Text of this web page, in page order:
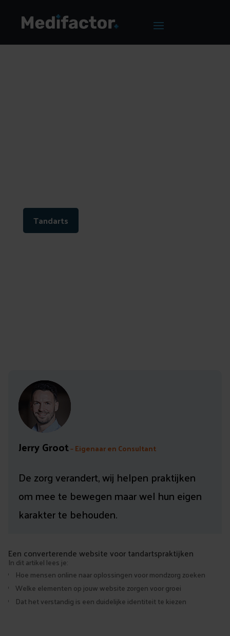
Tandarts
Jerry Groot– Eigenaar en Consultant
De zorg verandert, wij helpen praktijken
om mee te bewegen maar wel hun eigen
karakter te behouden.
Een converterende website voor tandartspraktijken
In dit artikel lees je:
Hoe mensen online naar oplossingen voor mondzorg zoeken
Welke elementen op jouw website zorgen voor groei
Dat het verstandig is een duidelijke identiteit te kiezen